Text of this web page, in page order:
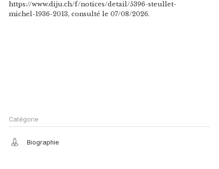
https://www.diju.ch/f/notices/detail/5396-steullet-
michel-1936-2013, consulté le 07/08/2026.
Catégorie
Biographie